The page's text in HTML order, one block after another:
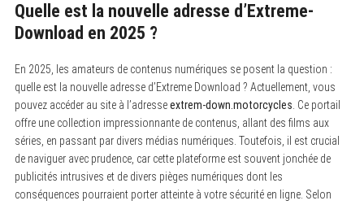
Quelle est la nouvelle adresse d’Extreme-
Download en 2025 ?
En 2025, les amateurs de contenus numériques se posent la question :
quelle est la nouvelle adresse d’Extreme Download ? Actuellement, vous
pouvez accéder au site à l’adresseextrem-down.motorcycles. Ce portail
offre une collection impressionnante de contenus, allant des films aux
séries, en passant par divers médias numériques. Toutefois, il est crucial
de naviguer avec prudence, car cette plateforme est souvent jonchée de
publicités intrusives et de divers pièges numériques dont les
conséquences pourraient porter atteinte à votre sécurité en ligne. Selon